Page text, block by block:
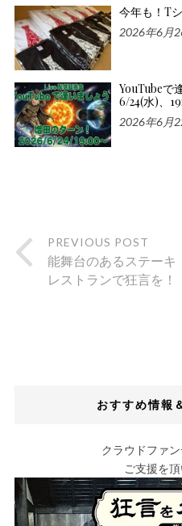
今年も！T
2026年6月
YouTubeで
6/24(水)、
2026年6月
PREVIOUS POST
能舞台のあるステーキ
レストランで狂言を！
おすすめ情報
クラウドファ
ご支援を